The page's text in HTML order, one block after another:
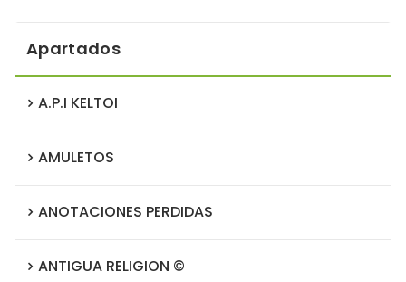
Apartados
A.P.I KELTOI
AMULETOS
ANOTACIONES PERDIDAS
ANTIGUA RELIGION ©